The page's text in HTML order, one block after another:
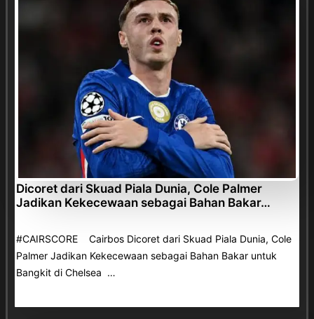
Dicoret dari Skuad Piala Dunia, Cole Palmer
Jadikan Kekecewaan sebagai Bahan Bakar…
#CAIRSCORE Cairbos Dicoret dari Skuad Piala Dunia, Cole
Palmer Jadikan Kekecewaan sebagai Bahan Bakar untuk
Bangkit di Chelsea …